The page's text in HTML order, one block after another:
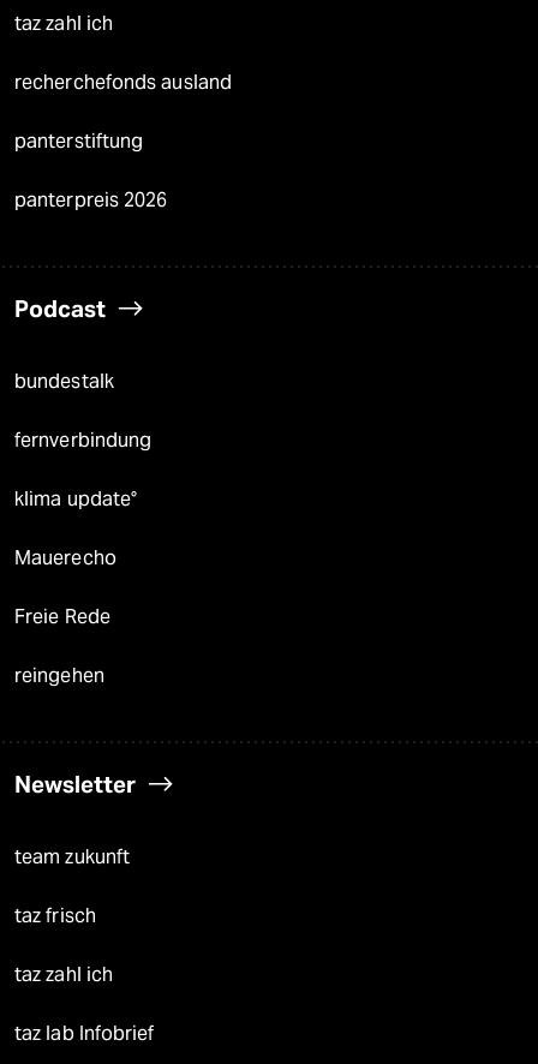
taz zahl ich
recherchefonds ausland
panterstiftung
panterpreis 2026
Podcast
bundestalk
fernverbindung
klima update°
Mauerecho
Freie Rede
reingehen
Newsletter
team zukunft
taz frisch
taz zahl ich
taz lab Infobrief